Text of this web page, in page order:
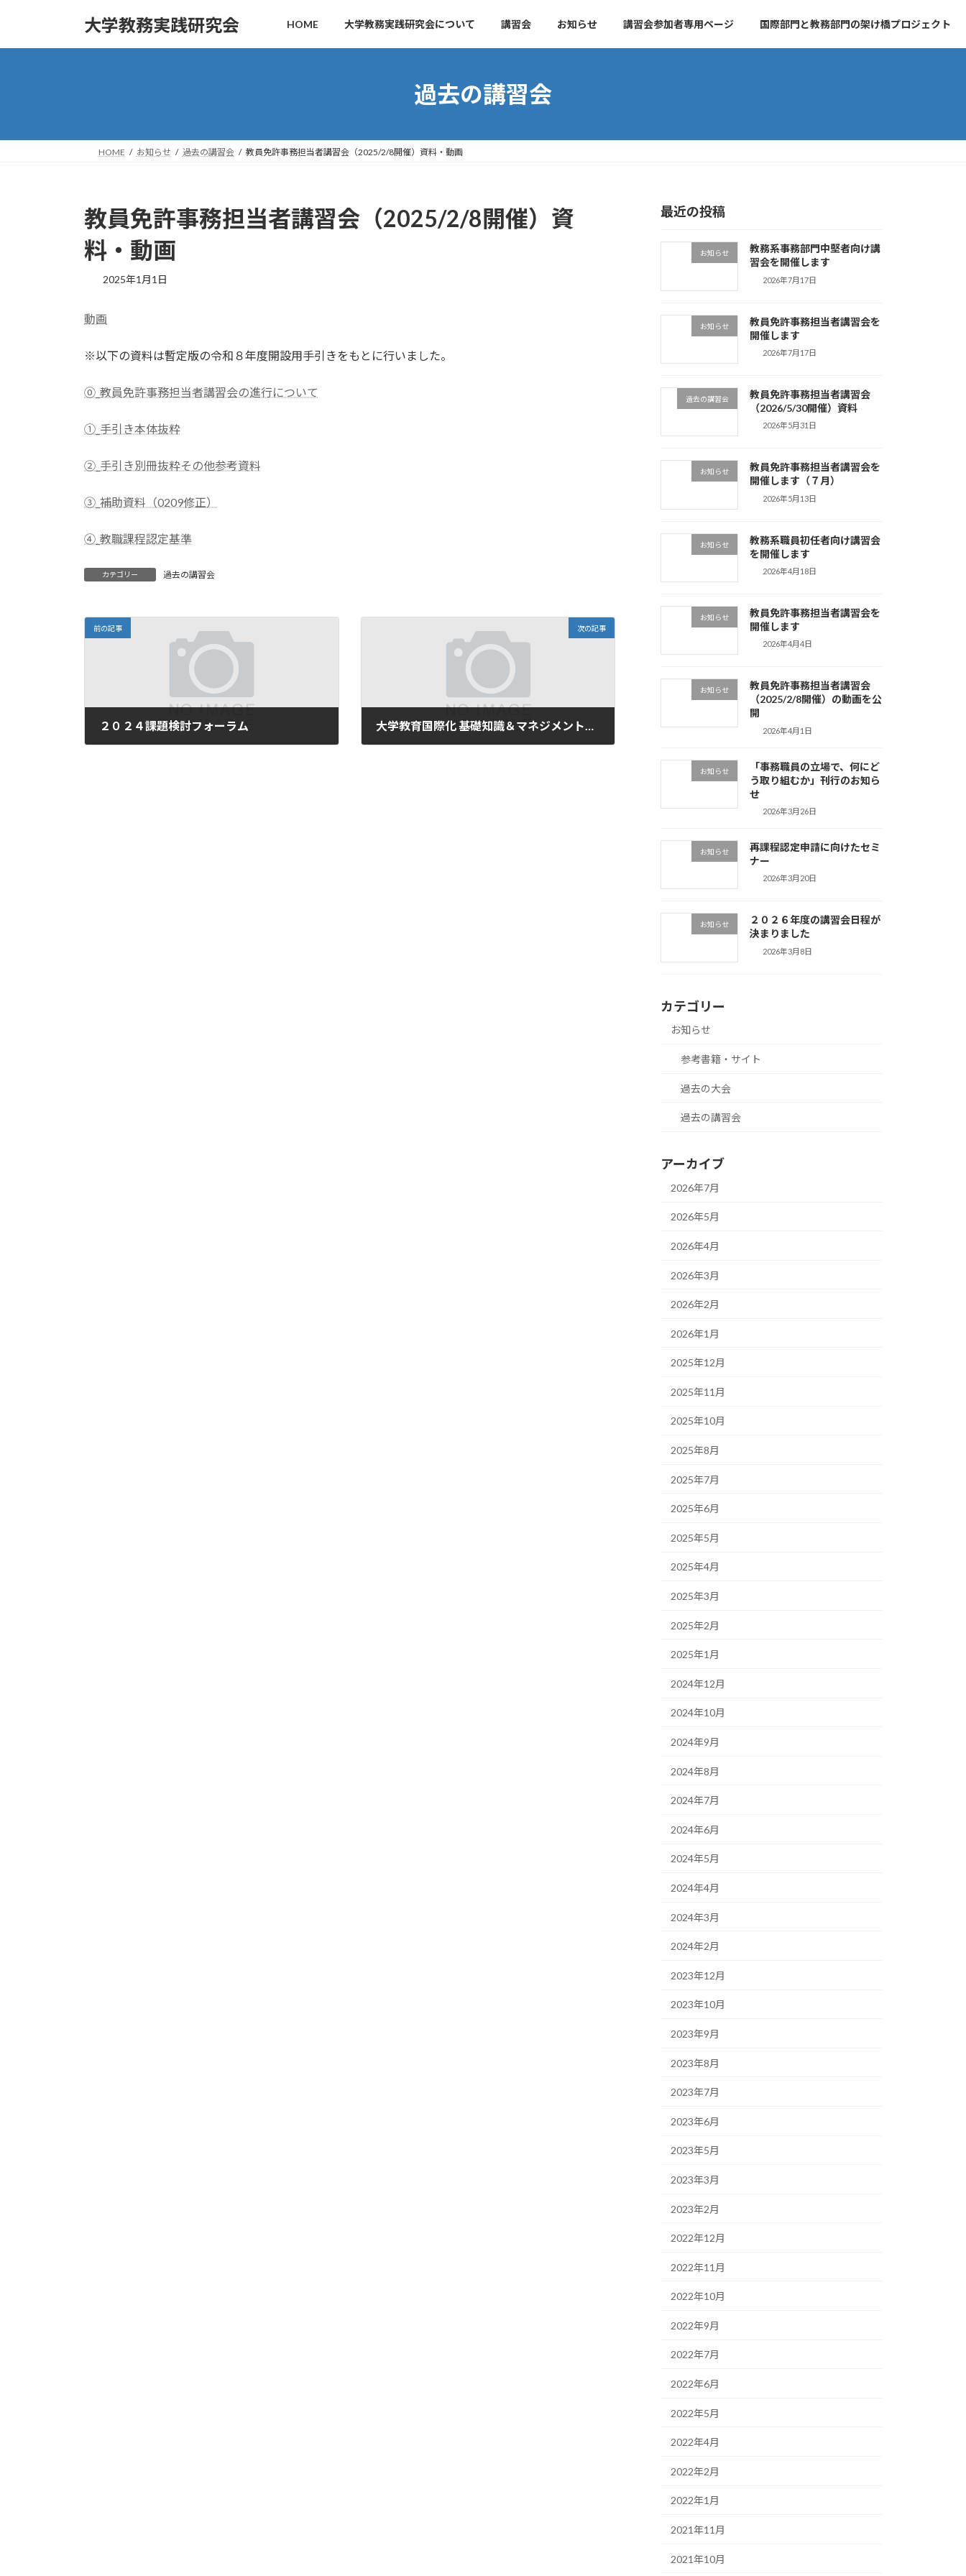
大学教務実践研究会 HOME 大学教務実践研究会について 講習会 お知らせ 講習会参加者専用ページ 国際部門と教務部門の架け橋プロジェクト
過去の講習会
HOME お知らせ 過去の講習会 教員免許事務担当者講習会（2025/2/8開催）資料・動画
教員免許事務担当者講習会（2025/2/8開催）資
料・動画
2025年1月1日
動画
※以下の資料は暫定版の令和８年度開設用手引きをもとに行いました。
⓪_教員免許事務担当者講習会の進行について
①_手引き本体抜粋
②_手引き別冊抜粋その他参考資料
③_補助資料（0209修正）
④_教職課程認定基準
カテゴリー 過去の講習会
前の記事
２０２４課題検討フォーラム
次の記事
最近の投稿
お知らせ
教務系事務部門中堅者向け講
習会を開催します
2026年7月17日
お知らせ
教員免許事務担当者講習会を
開催します
2026年7月17日
過去の講習会
教員免許事務担当者講習会
（2026/5/30開催）資料
2026年5月31日
お知らせ
教員免許事務担当者講習会を
開催します（７月）
2026年5月13日
お知らせ
教務系職員初任者向け講習会
を開催します
2026年4月18日
お知らせ
教員免許事務担当者講習会を
開催します
2026年4月4日
お知らせ
教員免許事務担当者講習会
（2025/2/8開催）の動画を公
開
2026年4月1日
お知らせ
「事務職員の立場で、何にど
う取り組むか」刊行のお知ら
せ
2026年3月26日
お知らせ
再課程認定申請に向けたセミ
ナー
2026年3月20日
お知らせ
２０２６年度の講習会日程が
決まりました
2026年3月8日
カテゴリー
お知らせ
参考書籍・サイト
過去の大会
過去の講習会
アーカイブ
2026年7月
2026年5月
2026年4月
2026年3月
2026年2月
2026年1月
2025年12月
2025年11月
2025年10月
2025年8月
2025年7月
2025年6月
2025年5月
2025年4月
2025年3月
2025年2月
2025年1月
2024年12月
2024年10月
2024年9月
2024年8月
2024年7月
2024年6月
2024年5月
2024年4月
2024年3月
2024年2月
2023年12月
2023年10月
2023年9月
2023年8月
2023年7月
2023年6月
2023年5月
2023年3月
2023年2月
2022年12月
2022年11月
2022年10月
2022年9月
2022年7月
2022年6月
2022年5月
2022年4月
2022年2月
2022年1月
2021年11月
2021年10月